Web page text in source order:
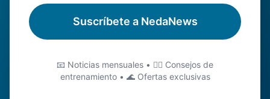
Suscríbete a NedaNews
📧 Noticias mensuales • 🏊‍♂️ Consejos de
entrenamiento • 🌊 Ofertas exclusivas